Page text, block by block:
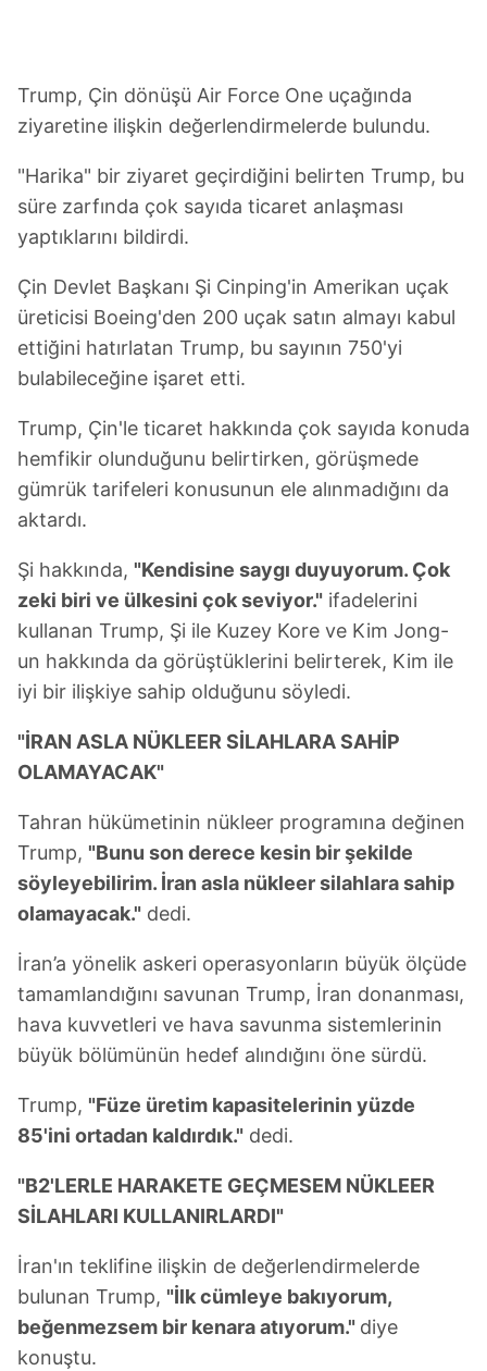
Trump, Çin dönüşü Air Force One uçağında
ziyaretine ilişkin değerlendirmelerde bulundu.
"Harika" bir ziyaret geçirdiğini belirten Trump, bu
süre zarfında çok sayıda ticaret anlaşması
yaptıklarını bildirdi.
Çin Devlet Başkanı Şi Cinping'in Amerikan uçak
üreticisi Boeing'den 200 uçak satın almayı kabul
ettiğini hatırlatan Trump, bu sayının 750'yi
bulabileceğine işaret etti.
Trump, Çin'le ticaret hakkında çok sayıda konuda
hemfikir olunduğunu belirtirken, görüşmede
gümrük tarifeleri konusunun ele alınmadığını da
aktardı.
Şi hakkında, "Kendisine saygı duyuyorum. Çok
zeki biri ve ülkesini çok seviyor." ifadelerini
kullanan Trump, Şi ile Kuzey Kore ve Kim Jong-
un hakkında da görüştüklerini belirterek, Kim ile
iyi bir ilişkiye sahip olduğunu söyledi.
"İRAN ASLA NÜKLEER SİLAHLARA SAHİP
OLAMAYACAK"
Tahran hükümetinin nükleer programına değinen
Trump, "Bunu son derece kesin bir şekilde
söyleyebilirim. İran asla nükleer silahlara sahip
olamayacak." dedi.
İran’a yönelik askeri operasyonların büyük ölçüde
tamamlandığını savunan Trump, İran donanması,
hava kuvvetleri ve hava savunma sistemlerinin
büyük bölümünün hedef alındığını öne sürdü.
Trump, "Füze üretim kapasitelerinin yüzde
85'ini ortadan kaldırdık." dedi.
"B2'LERLE HARAKETE GEÇMESEM NÜKLEER
SİLAHLARI KULLANIRLARDI"
İran'ın teklifine ilişkin de değerlendirmelerde
bulunan Trump, "İlk cümleye bakıyorum,
beğenmezsem bir kenara atıyorum." diye
konuştu.